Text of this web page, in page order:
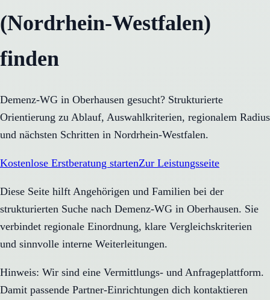
(Nordrhein-Westfalen)
finden
Demenz-WG in Oberhausen gesucht? Strukturierte
Orientierung zu Ablauf, Auswahlkriterien, regionalem Radius
und nächsten Schritten in Nordrhein-Westfalen.
Kostenlose Erstberatung startenZur Leistungsseite
Diese Seite hilft Angehörigen und Familien bei der
strukturierten Suche nach Demenz-WG in Oberhausen. Sie
verbindet regionale Einordnung, klare Vergleichskriterien
und sinnvolle interne Weiterleitungen.
Hinweis: Wir sind eine Vermittlungs- und Anfrageplattform.
Damit passende Partner-Einrichtungen dich kontaktieren